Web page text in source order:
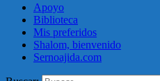
Apoyo
Biblioteca
Mis preferidos
Shalom, bienvenido
Sernoajida.com